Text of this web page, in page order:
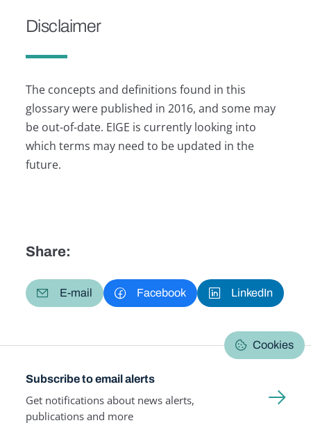
Disclaimer
The concepts and definitions found in this
glossary were published in 2016, and some may
be out-of-date. EIGE is currently looking into
which terms may need to be updated in the
future.
Share:
E-mail Facebook LinkedIn
Cookies
Subscribe to email alerts
Get notifications about news alerts,
publications and more